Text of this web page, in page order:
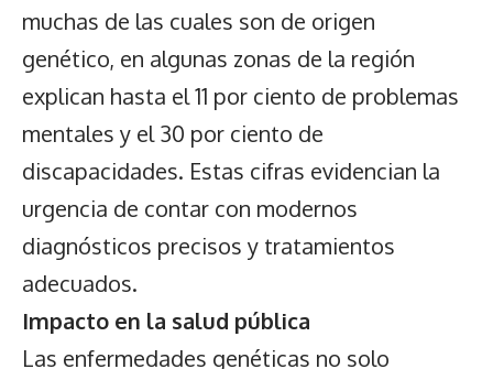
muchas de las cuales son de origen
genético, en algunas zonas de la región
explican hasta el 11 por ciento de problemas
mentales y el 30 por ciento de
discapacidades. Estas cifras evidencian la
urgencia de contar con modernos
diagnósticos precisos y tratamientos
adecuados.
Impacto en la salud pública
Las enfermedades genéticas no solo